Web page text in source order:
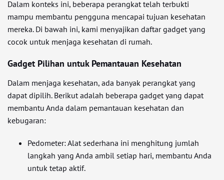
Dalam konteks ini, beberapa perangkat telah terbukti
mampu membantu pengguna mencapai tujuan kesehatan
mereka. Di bawah ini, kami menyajikan daftar gadget yang
cocok untuk menjaga kesehatan di rumah.
Gadget Pilihan untuk Pemantauan Kesehatan
Dalam menjaga kesehatan, ada banyak perangkat yang
dapat dipilih. Berikut adalah beberapa gadget yang dapat
membantu Anda dalam pemantauan kesehatan dan
kebugaran:
Pedometer: Alat sederhana ini menghitung jumlah
langkah yang Anda ambil setiap hari, membantu Anda
untuk tetap aktif.